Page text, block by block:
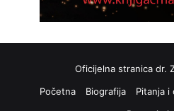
Oficijelna stranica dr.
Početna
Biografija Pitanja i